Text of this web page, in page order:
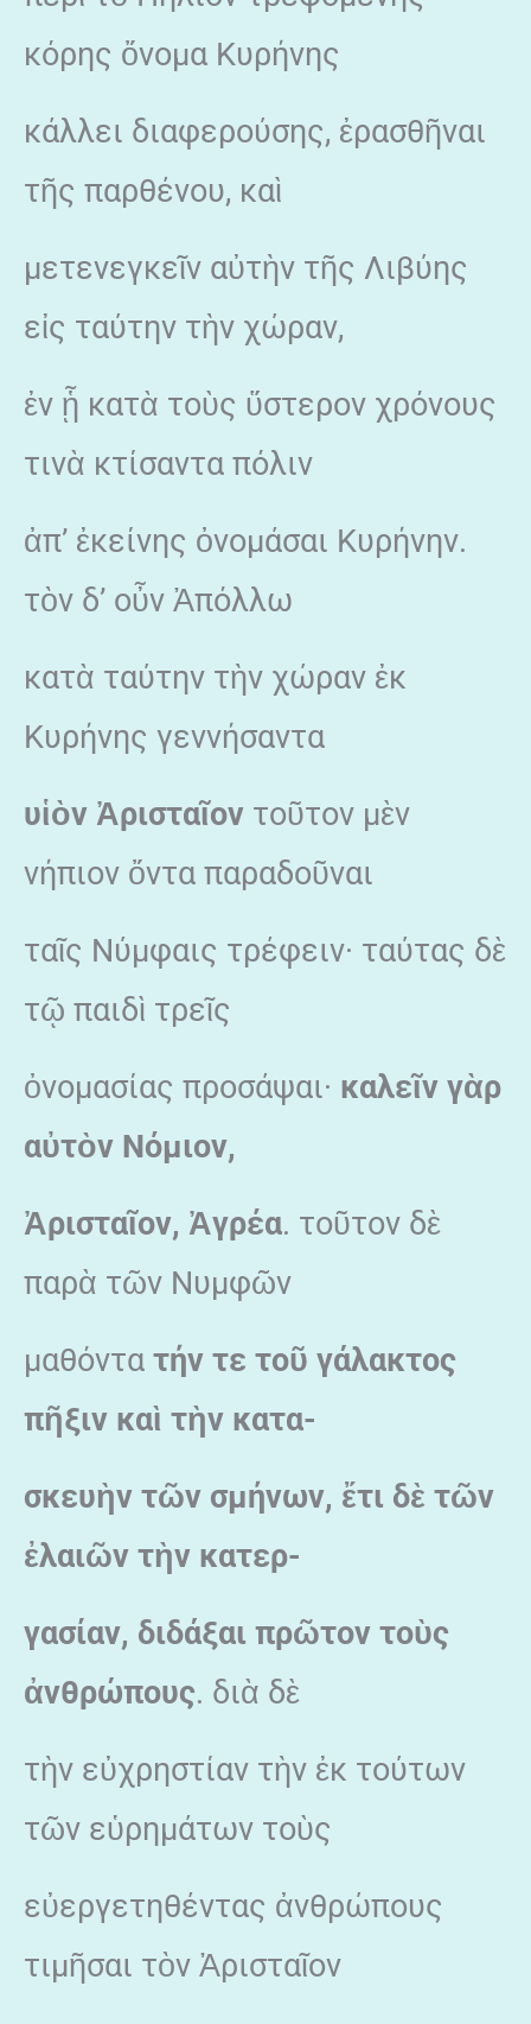
κόρης ὄνομα Κυρήνης
κάλλει διαφερούσης, ἐρασθῆναι
τῆς παρθένου, καὶ
μετενεγκεῖν αὐτὴν τῆς Λιβύης
εἰς ταύτην τὴν χώραν,
ἐν ᾗ κατὰ τοὺς ὕστερον χρόνους
τινὰ κτίσαντα πόλιν
ἀπ’ ἐκείνης ὀνομάσαι Κυρήνην.
τὸν δ’ οὖν Ἀπόλλω
κατὰ ταύτην τὴν χώραν ἐκ
Κυρήνης γεννήσαντα
υἱὸν Ἀρισταῖον τοῦτον μὲν
νήπιον ὄντα παραδοῦναι
ταῖς Νύμφαις τρέφειν· ταύτας δὲ
τῷ παιδὶ τρεῖς
ὀνομασίας προσάψαι· καλεῖν γὰρ
αὐτὸν Νόμιον,
Ἀρισταῖον, Ἀγρέα. τοῦτον δὲ
παρὰ τῶν Νυμφῶν
μαθόντα τήν τε τοῦ γάλακτος
πῆξιν καὶ τὴν κατα-
σκευὴν τῶν σμήνων, ἔτι δὲ τῶν
ἐλαιῶν τὴν κατερ-
γασίαν, διδάξαι πρῶτον τοὺς
ἀνθρώπους. διὰ δὲ
τὴν εὐχρηστίαν τὴν ἐκ τούτων
τῶν εὑρημάτων τοὺς
εὐεργετηθέντας ἀνθρώπους
τιμῆσαι τὸν Ἀρισταῖον